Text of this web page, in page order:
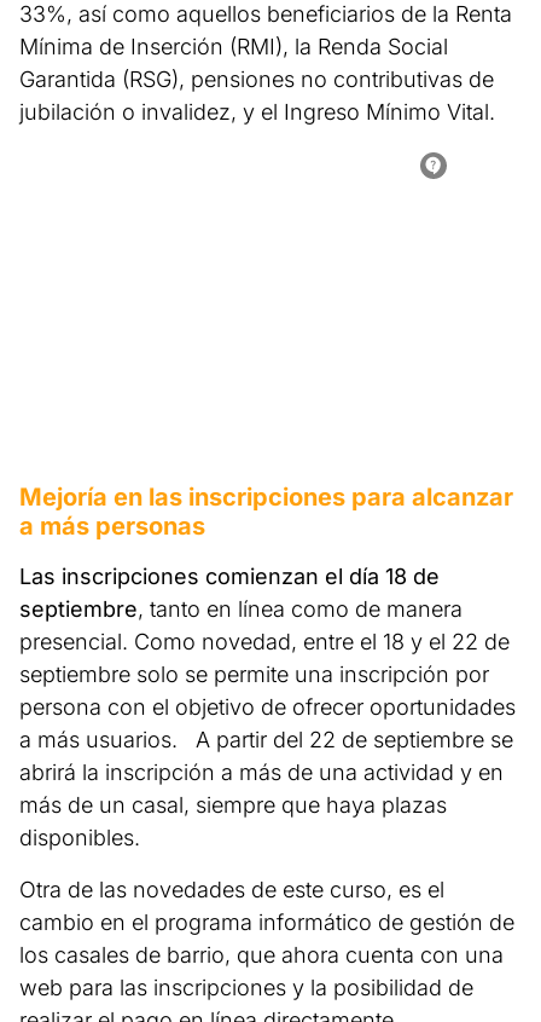
33%, así como aquellos beneficiarios de la Renta
Mínima de Inserción (RMI), la Renda Social
Garantida (RSG), pensiones no contributivas de
jubilación o invalidez, y el Ingreso Mínimo Vital.
Mejoría en las inscripciones para alcanzar
a más personas
Las inscripciones comienzan el día 18 de
septiembre, tanto en línea como de manera
presencial. Como novedad, entre el 18 y el 22 de
septiembre solo se permite una inscripción por
persona con el objetivo de ofrecer oportunidades
a más usuarios. A partir del 22 de septiembre se
abrirá la inscripción a más de una actividad y en
más de un casal, siempre que haya plazas
disponibles.
Otra de las novedades de este curso, es el
cambio en el programa informático de gestión de
los casales de barrio, que ahora cuenta con una
web para las inscripciones y la posibilidad de